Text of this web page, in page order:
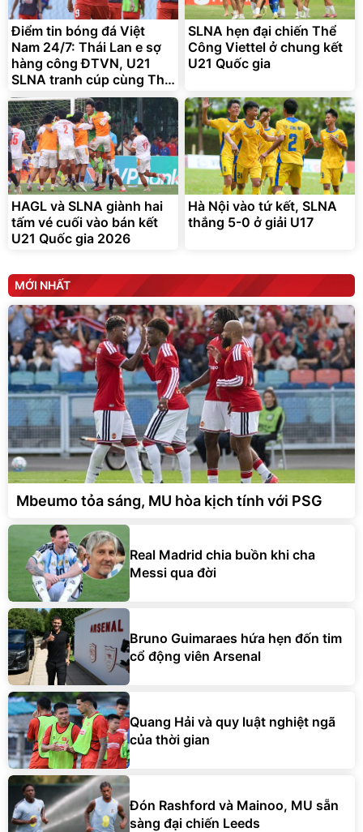
Bạt phủ xe ô tô cao cấp,
tráng nhôm 03 lớp
392.000đ
325.000đ
Đã bán nhiều
Xe đạp điện trợ lực G-
Force C14 gấp gọn bỏ cốp
tiện lợi
9.900.000đ
7.092.000đ
Đang xem nhiều
Điểm tin bóng đá Việt
Nam 24/7: Thái Lan e sợ
hàng công ĐTVN, U21
SLNA tranh cúp cùng Thể
Công Viettel
SLNA hẹn đại chiến Thể
Công Viettel ở chung kết
U21 Quốc gia
HAGL và SLNA giành hai
tấm vé cuối vào bán kết
U21 Quốc gia 2026
Hà Nội vào tứ kết, SLNA
thắng 5-0 ở giải U17
MỚI NHẤT
Mbeumo tỏa sáng, MU hòa kịch tính với PSG
Real Madrid chia buồn khi cha
Messi qua đời
Bruno Guimaraes hứa hẹn đốn tim
cổ động viên Arsenal
Quang Hải và quy luật nghiệt ngã
của thời gian
Đón Rashford và Mainoo, MU sẵn
sàng đại chiến Leeds